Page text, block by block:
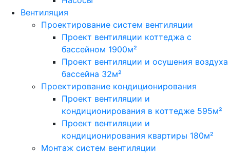
Вентиляция
Проектирование систем вентиляции
Проект вентиляции коттеджа с
бассейном 1900м²
Проект вентиляции и осушения воздуха
бассейна 32м²
Проектирование кондиционирования
Проект вентиляции и
кондиционирования в коттедже 595м²
Проект вентиляции и
кондиционирования квартиры 180м²
Монтаж систем вентиляции